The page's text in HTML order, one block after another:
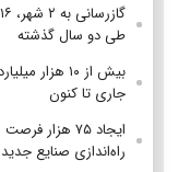
طی دو سال گذشته
بیش از ۱۰
جاری تا کنون
ایجاد ۷۵
راه‌اندازی صنایع جدید